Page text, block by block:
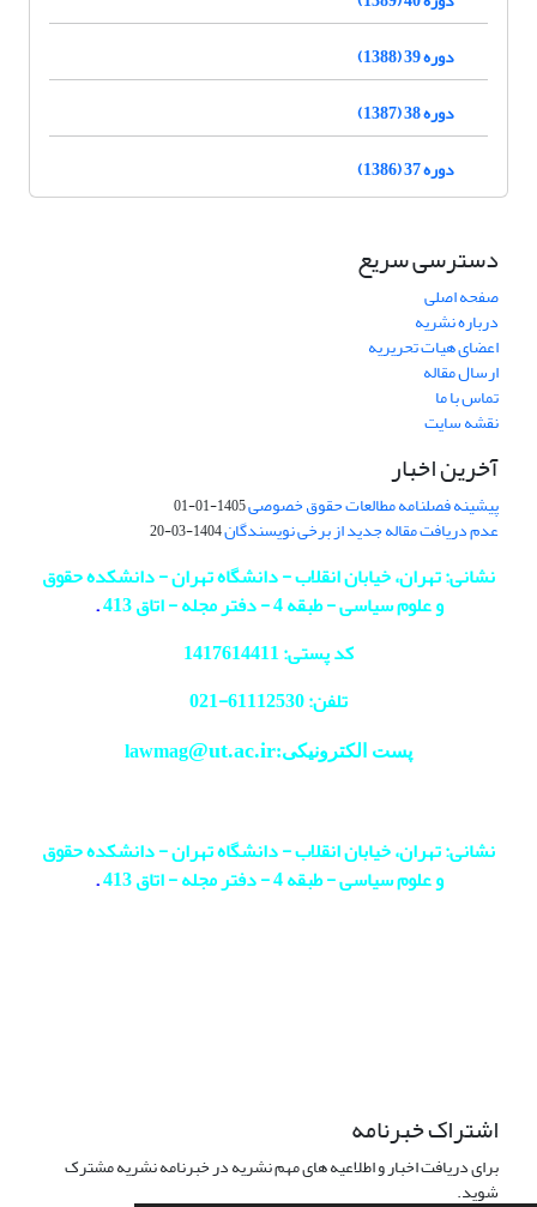
دوره 39 (1388)
دوره 38 (1387)
دوره 37 (1386)
دسترسی سریع
صفحه اصلی
درباره نشریه
اعضای هیات تحریریه
ارسال مقاله
تماس با ما
نقشه سایت
آخرین اخبار
پیشینه فصلنامه مطالعات حقوق خصوصی1405-01-01
عدم دریافت مقاله جدید از برخی نویسندگان1404-03-20
نشانی: تهران، خیابان انقلاب - دانشگاه تهران - دانشکده حقوق
و علوم سیاسی - طبقه 4 - دفتر مجله - اتاق 413
.
کد پستی: 1417614411
تلفن: 61112530-
021
پست الکترونیکی:lawmag@ut.ac.ir
نشانی: تهران، خیابان انقلاب - دانشگاه تهران - دانشکده حقوق
و علوم سیاسی - طبقه 4 - دفتر مجله - اتاق 413
.
اشتراک خبرنامه
برای دریافت اخبار و اطلاعیه های مهم نشریه در خبرنامه نشریه مشترک
شوید.